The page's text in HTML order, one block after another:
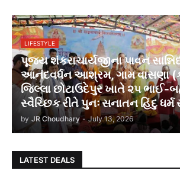
LIFESTYLE
પૂજ્ય શંકરાચાર્યજીના પાવન
આનંદવર્ધન આશ્રમ, ગામ વાસણા
જિલ્લા છોટાઉદેપુર ખાતે ૨૫ ભાઈ-
સ્વૈચ્છિક રીતે પુનઃ સનાતન હિંદુ ધર્મ
by JR Choudhary - July 13, 2026
LATEST DEALS